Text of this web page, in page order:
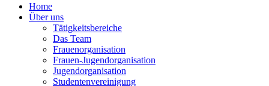
Home
Über uns
Tätigkeitsbereiche
Das Team
Frauenorganisation
Frauen-Jugendorganisation
Jugendorganisation
Studentenvereinigung